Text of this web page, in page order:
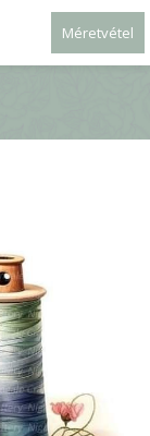
Méretvétel